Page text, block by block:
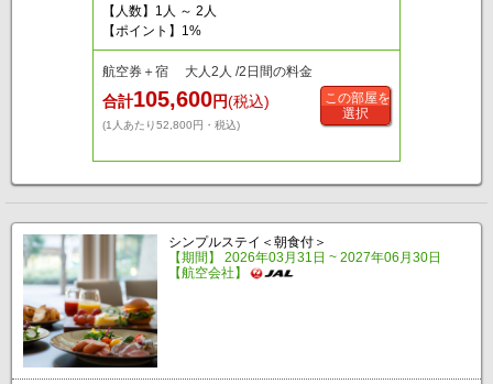
【人数】1人 ～ 2人
【ポイント】1%
航空券＋宿 大人2人 /2日間の料金
合計105,600円(税込)
(1人あたり52,800円・税込)
この部屋を
選択
シンプルステイ＜朝食付＞
【期間】 2026年03月31日 ~ 2027年06月30日
【航空会社】